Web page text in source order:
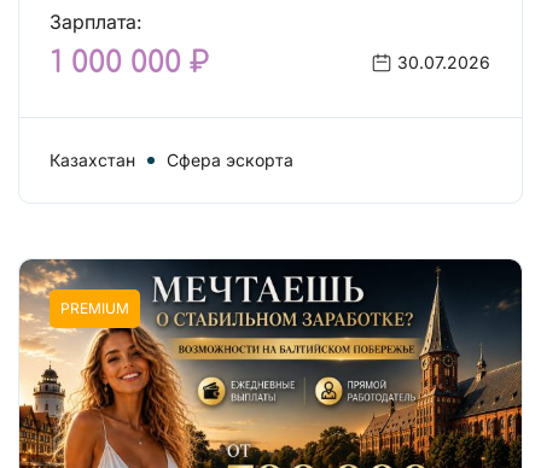
Зарплата:
1 000 000 ₽ 30.07.2026
Казахстан Сфера эскорта
PREMIUM